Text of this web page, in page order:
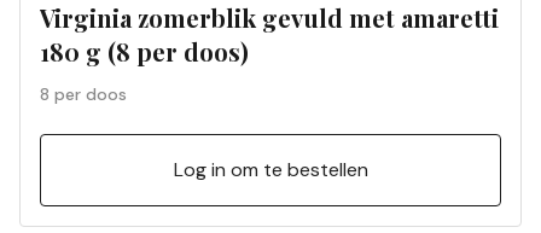
Virginia zomerblik gevuld met amaretti
180 g (8 per doos)
8 per doos
Log in om te bestellen